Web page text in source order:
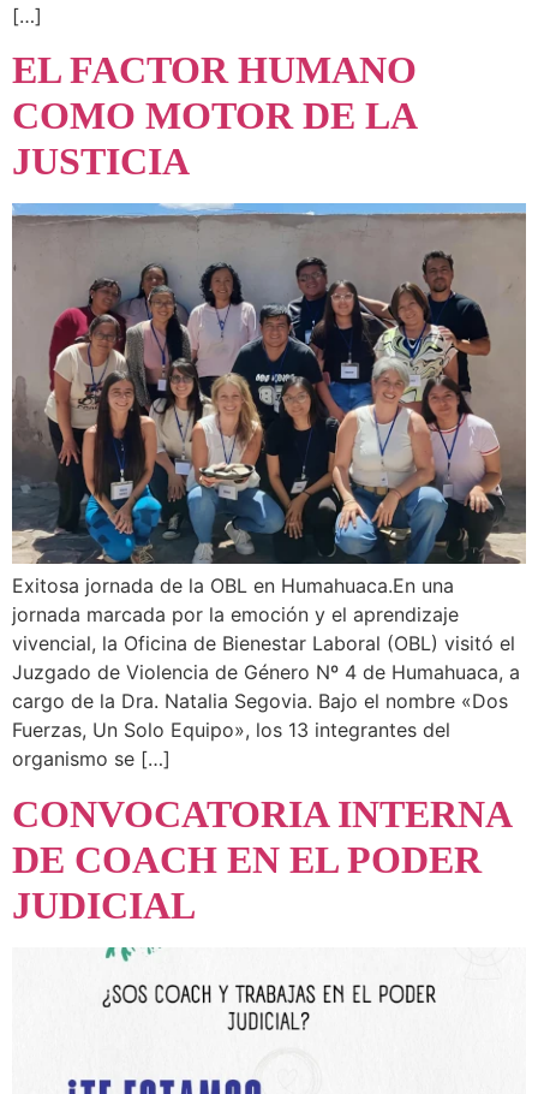
[…]
EL FACTOR HUMANO
COMO MOTOR DE LA
JUSTICIA
Exitosa jornada de la OBL en Humahuaca.En una
jornada marcada por la emoción y el aprendizaje
vivencial, la Oficina de Bienestar Laboral (OBL) visitó el
Juzgado de Violencia de Género Nº 4 de Humahuaca, a
cargo de la Dra. Natalia Segovia. Bajo el nombre «Dos
Fuerzas, Un Solo Equipo», los 13 integrantes del
organismo se […]
CONVOCATORIA INTERNA
DE COACH EN EL PODER
JUDICIAL